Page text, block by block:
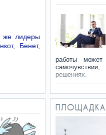
же лидеры
Бенет,
работы
решениях.
ПЛОЩАДКА